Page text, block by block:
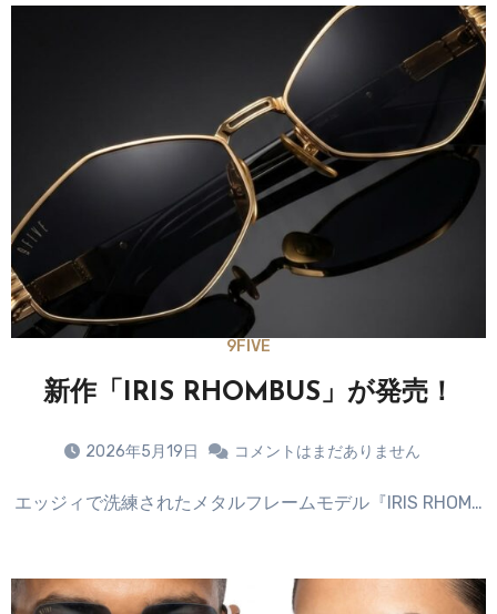
9FIVE
新作「IRIS RHOMBUS」が発売！
2026年5月19日 コメントはまだありません
エッジィで洗練されたメタルフレームモデル『IRIS RHOM…